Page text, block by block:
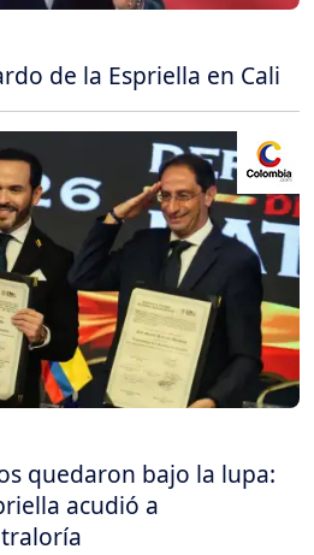
de la Espriella en Cali
quedaron bajo la lupa:
acudió a